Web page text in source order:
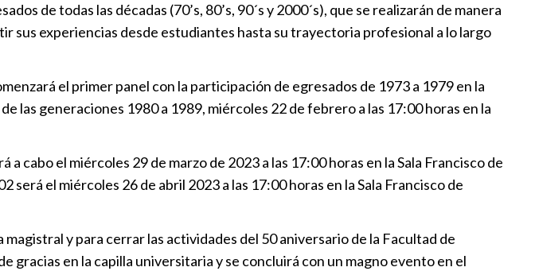
concluyen restauración de piezas
patrimoniales
UPAEP presenta Hub de Innovación y
Desarrollo para impulsar la transformación
Puebla | 16:09
innovación
Puebla
12:30
de todas las décadas (70’s, 80’s, 90´s y 2000´s), que se realizarán de manera
sus experiencias desde estudiantes hasta su trayectoria profesional a lo largo
el primer panel con la participación de egresados de 1973 a 1979 en la
las generaciones 1980 a 1989, miércoles 22 de febrero a las 17:00 horas en la
cabo el miércoles 29 de marzo de 2023 a las 17:00 horas en la Sala Francisco de
el miércoles 26 de abril 2023 a las 17:00 horas en la Sala Francisco de
y para cerrar las actividades del 50 aniversario de la Facultad de
gracias en la capilla universitaria y se concluirá con un magno evento en el